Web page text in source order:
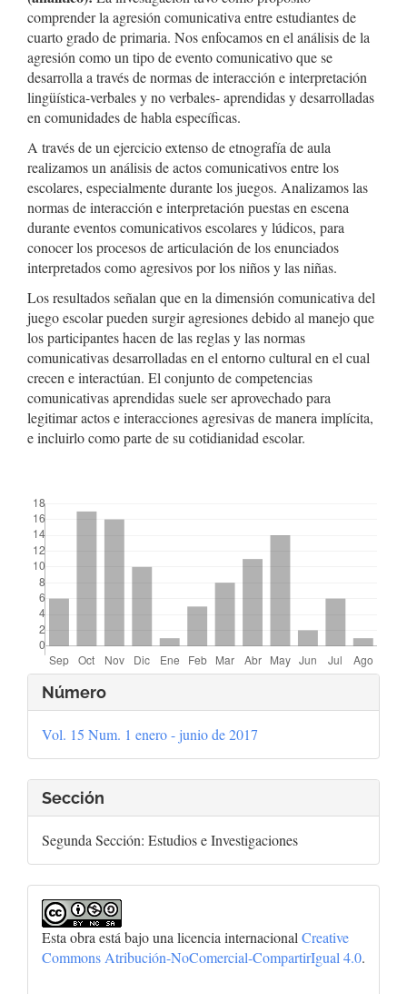
comprender la agresión comunicativa entre estudiantes de
cuarto grado de primaria. Nos enfocamos en el análisis de la
agresión como un tipo de evento comunicativo que se
desarrolla a través de normas de interacción e interpretación
lingüística-verbales y no verbales- aprendidas y desarrolladas
en comunidades de habla específicas.
A través de un ejercicio extenso de etnografía de aula
realizamos un análisis de actos comunicativos entre los
escolares, especialmente durante los juegos. Analizamos las
normas de interacción e interpretación puestas en escena
durante eventos comunicativos escolares y lúdicos, para
conocer los procesos de articulación de los enunciados
interpretados como agresivos por los niños y las niñas.
Los resultados señalan que en la dimensión comunicativa del
juego escolar pueden surgir agresiones debido al manejo que
los participantes hacen de las reglas y las normas
comunicativas desarrolladas en el entorno cultural en el cual
crecen e interactúan. El conjunto de competencias
comunicativas aprendidas suele ser aprovechado para
legitimar actos e interacciones agresivas de manera implícita,
e incluirlo como parte de su cotidianidad escolar.
Detalles
del
artículo
Número
Vol. 15 Num. 1 enero - junio de 2017
Sección
Segunda Sección: Estudios e Investigaciones
Esta obra está bajo una licencia internacionalCreative
Commons Atribución-NoComercial-CompartirIgual 4.0.